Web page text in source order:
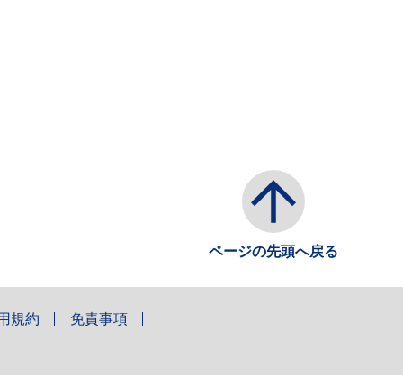
ページの先頭へ戻る
規約 免責事項